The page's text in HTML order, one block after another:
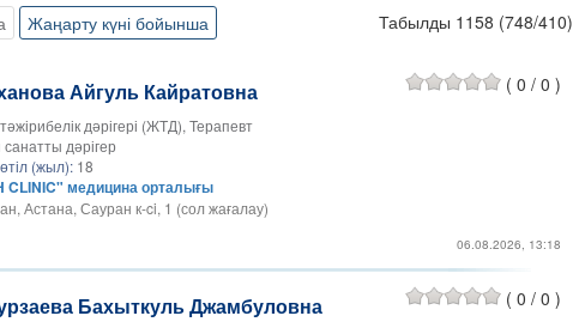
Жаңарту күні бойынша Табылды 1158 (748/410)
Айгуль Кайратовна
дәрігері (ЖТД), Терапевт
дәрігер
(жыл):18
CLINIC" медицина орталығы
Астана, Сауран к-ci, 1 (сол жағалау)
( 0 / 0 )
06.08.2026, 13:18
Бахыткуль Джамбуловна ( 0 / 0 )